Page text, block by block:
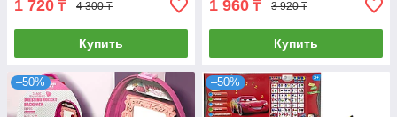
1 720 ₸ 4 300 ₸
Купить
1 960 ₸ 3 920 ₸
Купить
–50% –50%